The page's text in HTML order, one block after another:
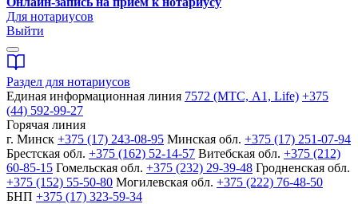
Для нотариусов
Выйти
Раздел для нотариусов
Единая информационная линия 7572 (МТС, A1, Life) +375
(44) 592-99-27
Горячая линия
г. Минск +375 (17) 243-08-95 Минская обл. +375 (17) 251-07-94
Брестская обл. +375 (162) 52-14-57 Витебская обл. +375 (212)
60-85-15 Гомельская обл. +375 (232) 29-39-48 Гродненская обл.
+375 (152) 55-50-80 Могилевская обл. +375 (222) 76-48-50
БНП +375 (17) 323-59-34